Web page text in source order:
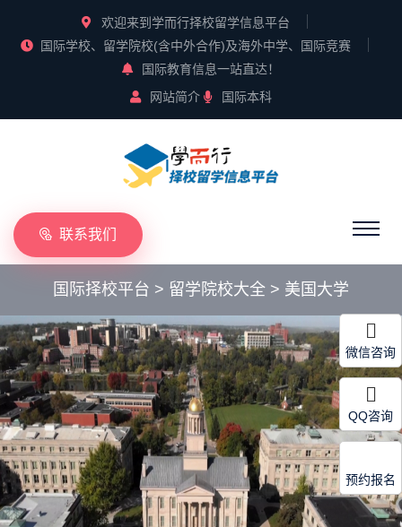
欢迎来到学而行择校留学信息平台
国际学校、留学院校(含中外合作)及海外中学、国际竞赛
国际教育信息一站直达！
网站简介
国际本科
联系我们
国际择校平台 > 留学院校大全 > 美国大学
微信咨询
QQ咨询
预约报名